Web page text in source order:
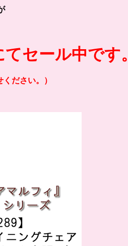
セール中です。
ださい。）